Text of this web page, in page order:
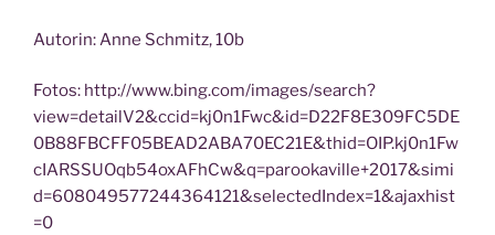
Autorin: Anne Schmitz, 10b
Fotos: http://www.bing.com/images/search?
view=detailV2&ccid=kj0n1Fwc&id=D22F8E309FC5DE
0B88FBCFF05BEAD2ABA70EC21E&thid=OIP.kj0n1Fw
cIARSSUOqb54oxAFhCw&q=parookaville+2017&simi
d=608049577244364121&selectedIndex=1&ajaxhist
=0